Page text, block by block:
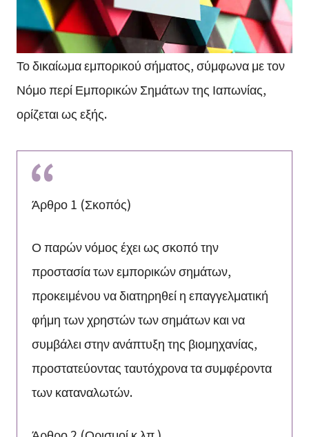
Το δικαίωμα εμπορικού σήματος, σύμφωνα με τον
Νόμο περί Εμπορικών Σημάτων της Ιαπωνίας,
ορίζεται ως εξής.
Άρθρο 1 (Σκοπός)
Ο παρών νόμος έχει ως σκοπό την
προστασία των εμπορικών σημάτων,
προκειμένου να διατηρηθεί η επαγγελματική
φήμη των χρηστών των σημάτων και να
συμβάλει στην ανάπτυξη της βιομηχανίας,
προστατεύοντας ταυτόχρονα τα συμφέροντα
των καταναλωτών.